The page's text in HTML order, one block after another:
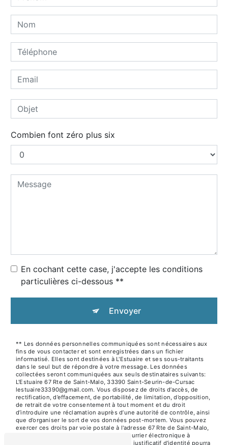
Combien font zéro plus six
En cochant cette case, j'accepte les conditions
particulières ci-dessous **
Envoyer
** Les données personnelles communiquées sont nécessaires aux
fins de vous contacter et sont enregistrées dans un fichier
informatisé. Elles sont destinées à L'Estuaire et ses sous-traitants
dans le seul but de répondre à votre message. Les données
collectées seront communiquées aux seuls destinataires suivants:
L'Estuaire 67 Rte de Saint-Malo, 33390 Saint-Seurin-de-Cursac
lestuaire33390@gmail.com. Vous disposez de droits d’accès, de
rectification, d’effacement, de portabilité, de limitation, d’opposition,
de retrait de votre consentement à tout moment et du droit
d’introduire une réclamation auprès d’une autorité de contrôle, ainsi
que d’organiser le sort de vos données post-mortem. Vous pouvez
exercer ces droits par voie postale à l'adresse 67 Rte de Saint-Malo,
33390 Saint-Seurin-de-Cursac ou par courrier électronique à
l'adresse lestuaire33390@gmail.com. Un justificatif d'identité pourra